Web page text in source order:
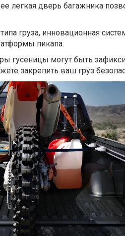
легкая дверь багажника
груза, инновационная
пикапа.
могут быть
закрепить ваш груз